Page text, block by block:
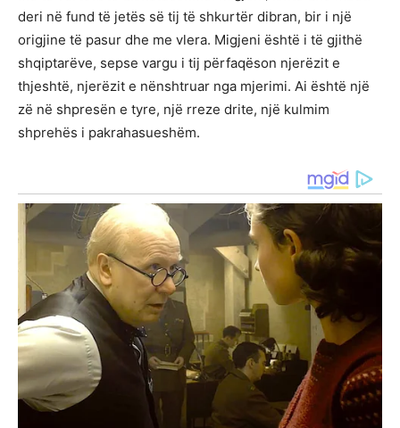
deri në fund të jetës së tij të shkurtër dibran, bir i një
origjine të pasur dhe me vlera. Migjeni është i të gjithë
shqiptarëve, sepse vargu i tij përfaqëson njerëzit e
thjeshtë, njerëzit e nënshtruar nga mjerimi. Ai është një
zë në shpresën e tyre, një rreze drite, një kulmim
shprehës i pakrahasueshëm.